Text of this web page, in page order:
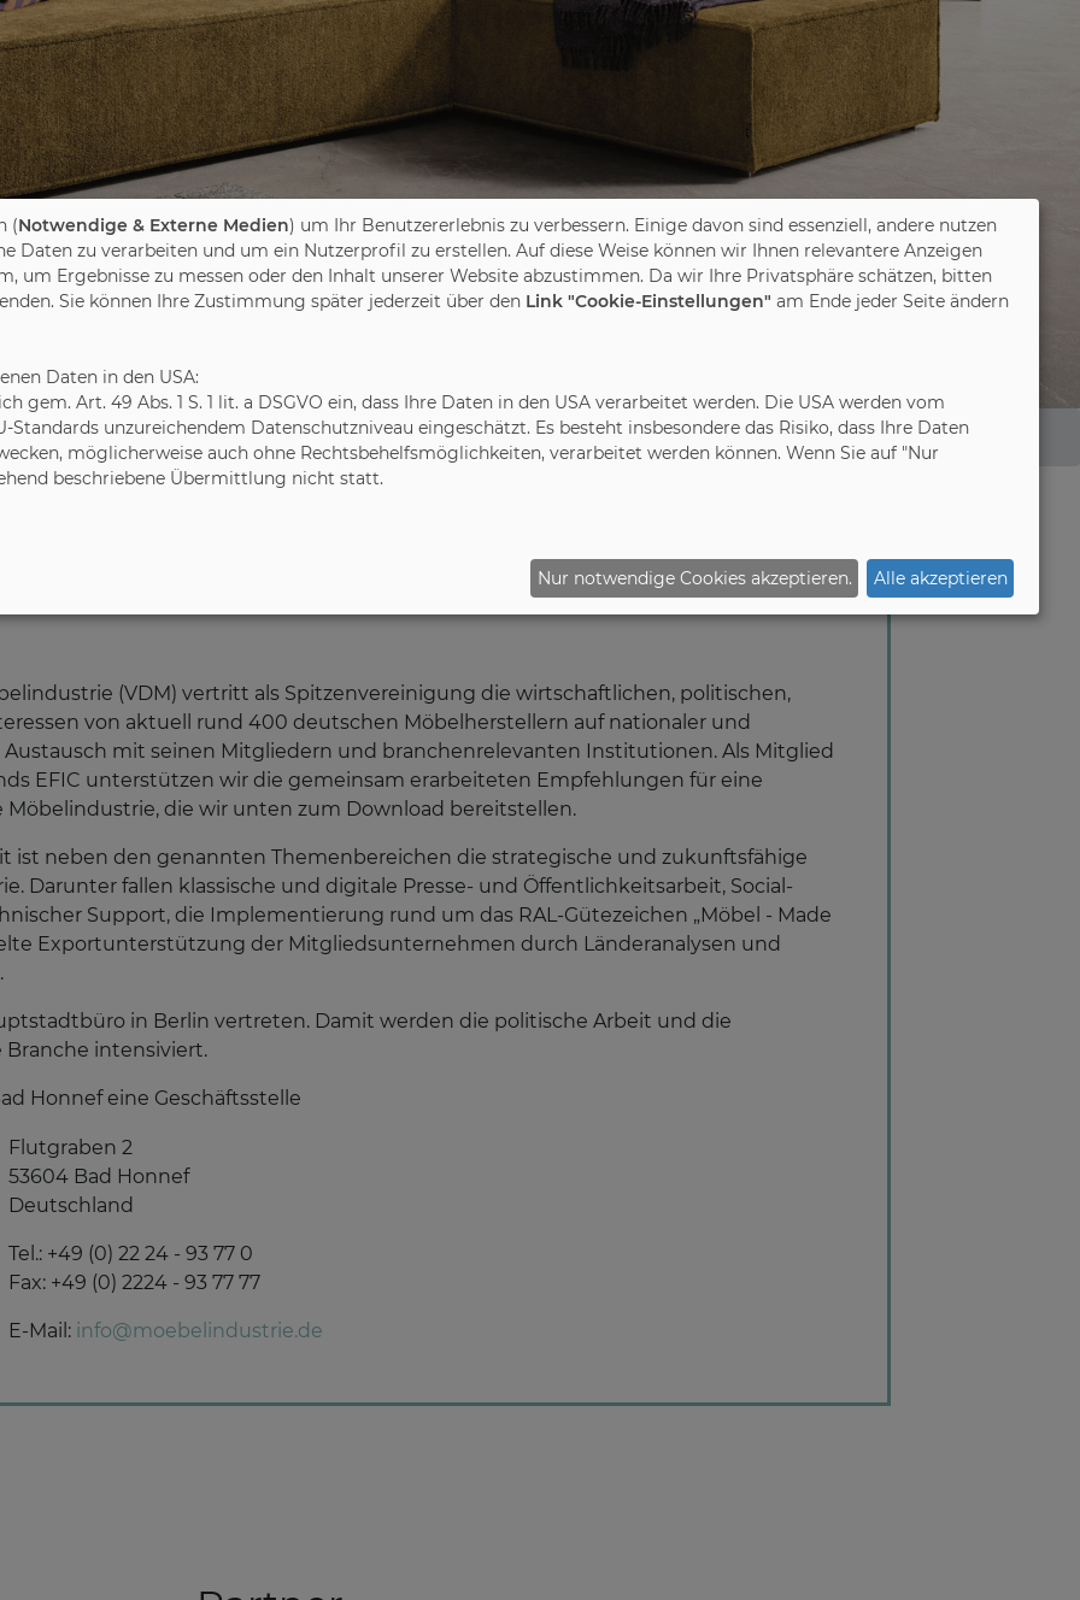
(VDM) vertritt als Spitzenvereinigung die wirtschaftlichen, politischen,
von aktuell rund 400 deutschen Möbelherstellern auf nationaler und
mit seinen Mitgliedern und branchenrelevanten Institutionen. Als Mitglied
EFIC unterstützen wir die gemeinsam erarbeiteten Empfehlungen für eine
die wir unten zum Download bereitstellen.
ist neben den genannten Themenbereichen die strategische und zukunftsfähige
Darunter fallen klassische und digitale Presse- und Öffentlichkeitsarbeit, Social-
Support, die Implementierung rund um das RAL-Gütezeichen „Möbel - Made
Exportunterstützung der Mitgliedsunternehmen durch Länderanalysen und
in Berlin vertreten. Damit werden die politische Arbeit und die
intensiviert.
Honnef eine Geschäftsstelle
Flutgraben 2
53604 Bad Honnef
Deutschland
Tel.: +49 (0) 22 24 - 93 77 0
Fax: +49 (0) 2224 - 93 77 77
E-Mail: info@moebelindustrie.de
(Notwendige & Externe Medien) um Ihr Benutzererlebnis zu verbessern. Einige davon sind essenziell, andere nutzen
Daten zu verarbeiten und um ein Nutzerprofil zu erstellen. Auf diese Weise können wir Ihnen relevantere Anzeigen
um Ergebnisse zu messen oder den Inhalt unserer Website abzustimmen. Da wir Ihre Privatsphäre schätzen, bitten
Sie können Ihre Zustimmung später jederzeit über den Link "Cookie-Einstellungen" am Ende jeder Seite ändern
Daten in den USA:
gem. Art. 49 Abs. 1 S. 1 lit. a DSGVO ein, dass Ihre Daten in den USA verarbeitet werden. Die USA werden vom
unzureichendem Datenschutzniveau eingeschätzt. Es besteht insbesondere das Risiko, dass Ihre Daten
möglicherweise auch ohne Rechtsbehelfsmöglichkeiten, verarbeitet werden können. Wenn Sie auf "Nur
beschriebene Übermittlung nicht statt.
Nur notwendige Cookies akzeptieren. Alle akzeptieren